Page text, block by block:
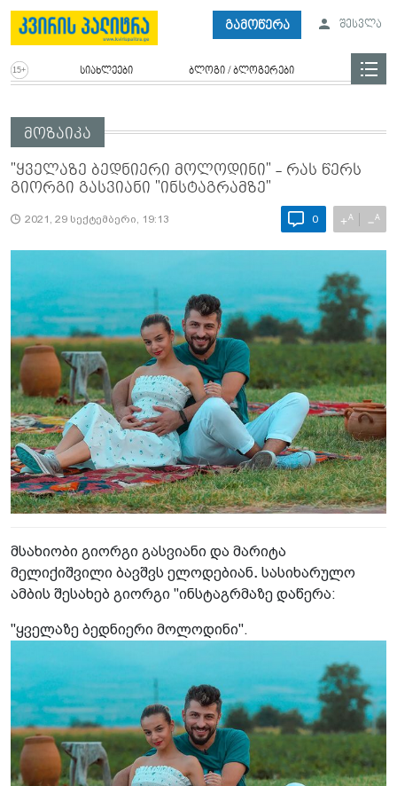
გამოწერა შესვლა
სიახლეები ბლოგი / ბლოგერები
მოზაიკა
"ყველაზე ბედნიერი მოლოდინი" - რას წერს
გიორგი გასვიანი "ინსტაგრამზე"
2021, 29 სექტემბერი, 19:13 0 +A −A
მსახიობი გიორგი გასვიანი და მარიტა
მელიქიშვილი ბავშვს ელოდებიან. სასიხარულო
ამბის შესახებ გიორგი "ინსტაგრმაზე დაწერა:
"ყველაზე ბედნიერი მოლოდინი".